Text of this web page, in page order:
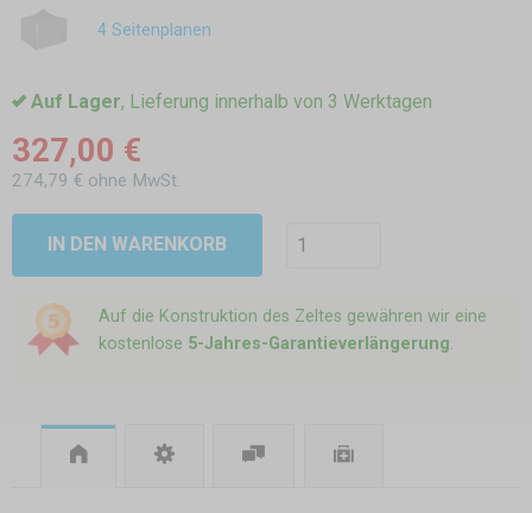
4 Seitenplanen
Auf Lager, Lieferung innerhalb von 3 Werktagen
327,00 €
274,79 € ohne MwSt.
IN DEN WARENKORB
Auf die Konstruktion des Zeltes gewähren wir eine
kostenlose 5-Jahres-Garantieverlängerung.